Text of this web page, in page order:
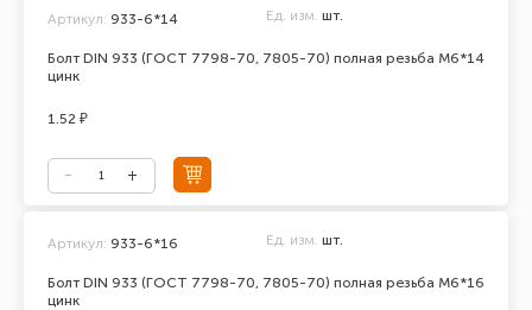
Болт DIN 933 (ГОСТ 7798-70, 7805-70) полная резьба М6*14
цинк
Артикул: 933-6*14 Ед. изм. шт.
1.52 ₽
Болт DIN 933 (ГОСТ 7798-70, 7805-70) полная резьба М6*16
цинк
Артикул: 933-6*16 Ед. изм. шт.